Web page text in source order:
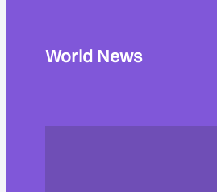
World News